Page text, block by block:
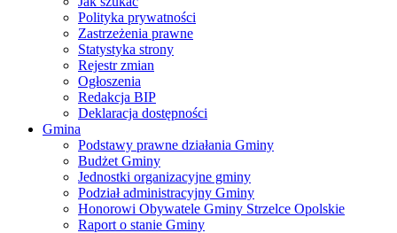
Polityka prywatności
Zastrzeżenia prawne
Statystyka strony
Rejestr zmian
Ogłoszenia
Redakcja BIP
Deklaracja dostępności
Gmina
Podstawy prawne działania Gminy
Budżet Gminy
Jednostki organizacyjne gminy
Podział administracyjny Gminy
Honorowi Obywatele Gminy Strzelce Opolskie
Raport o stanie Gminy